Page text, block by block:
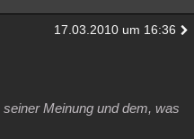
17.03.2010 um 16:36
Meinung und dem, was